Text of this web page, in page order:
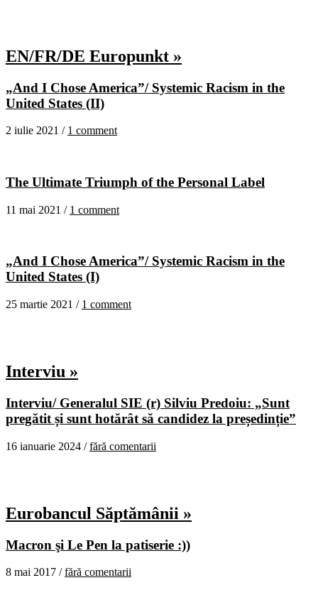
EN/FR/DE Europunkt »
„And I Chose America”/ Systemic Racism in the
United States (II)
2 iulie 2021 / 1 comment
The Ultimate Triumph of the Personal Label
11 mai 2021 / 1 comment
„And I Chose America”/ Systemic Racism in the
United States (I)
25 martie 2021 / 1 comment
Interviu »
Interviu/ Generalul SIE (r) Silviu Predoiu: „Sunt
pregătit și sunt hotărât să candidez la președinție”
16 ianuarie 2024 /fără comentarii
Eurobancul Săptămânii »
Macron şi Le Pen la patiserie :))
8 mai 2017 /fără comentarii